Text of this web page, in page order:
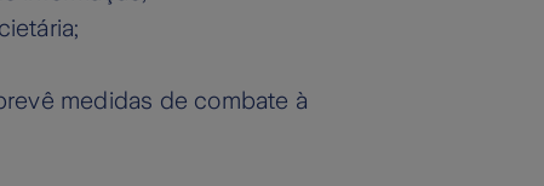
medidas de combate à